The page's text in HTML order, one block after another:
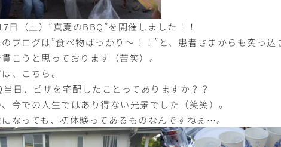
日（土）”真夏のBBQ”を開催しました！！
ブログは”食べ物ばっかり〜！！”と、患者さまからも突っ
こうと思っております（苦笑）。
、こちら。
当日、ピザを宅配したことってありますか？？
今での人生ではあり得ない光景でした（笑笑）。
なっても、初体験ってあるものなんですねぇ…。